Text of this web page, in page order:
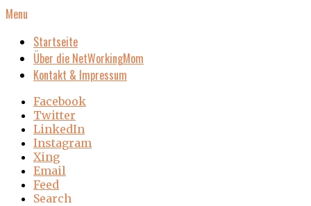
Menu
Startseite
Über die NetWorkingMom
Kontakt & Impressum
Facebook
Twitter
LinkedIn
Instagram
Xing
Email
Feed
Search